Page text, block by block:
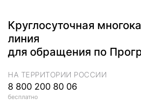
Круглосуточная
линия
для обращения по
НА ТЕРРИТОРИИ РОССИИ
8 800 200 80 06
бесплатно